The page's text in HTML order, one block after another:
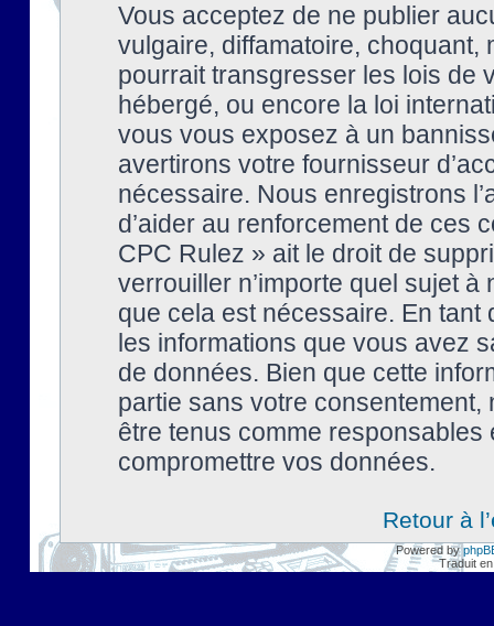
Vous acceptez de ne publier
vulgaire, diffamatoire, choquant,
pourrait transgresser les lois de
hébergé, ou encore la loi
vous vous exposez à un
avertirons votre fournisseur
nécessaire. Nous enregistrons
d’aider au renforcement de ces
CPC Rulez » ait le droit de
verrouiller n’importe quel sujet à
que cela est nécessaire. En tant
les informations que vous avez
de données. Bien que cette
partie sans votre
être tenus comme
compromettre vos données.
Retour à
Powered by
Traduit